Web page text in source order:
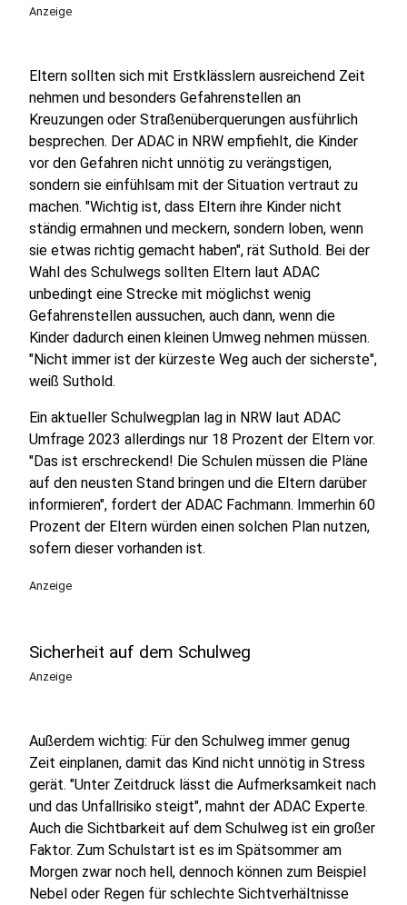
Anzeige
Eltern sollten sich mit Erstklässlern ausreichend Zeit
nehmen und besonders Gefahrenstellen an
Kreuzungen oder Straßenüberquerungen ausführlich
besprechen. Der ADAC in NRW empfiehlt, die Kinder
vor den Gefahren nicht unnötig zu verängstigen,
sondern sie einfühlsam mit der Situation vertraut zu
machen. "Wichtig ist, dass Eltern ihre Kinder nicht
ständig ermahnen und meckern, sondern loben, wenn
sie etwas richtig gemacht haben", rät Suthold. Bei der
Wahl des Schulwegs sollten Eltern laut ADAC
unbedingt eine Strecke mit möglichst wenig
Gefahrenstellen aussuchen, auch dann, wenn die
Kinder dadurch einen kleinen Umweg nehmen müssen.
"Nicht immer ist der kürzeste Weg auch der sicherste",
weiß Suthold.
Ein aktueller Schulwegplan lag in NRW laut ADAC
Umfrage 2023 allerdings nur 18 Prozent der Eltern vor.
"Das ist erschreckend! Die Schulen müssen die Pläne
auf den neusten Stand bringen und die Eltern darüber
informieren", fordert der ADAC Fachmann. Immerhin 60
Prozent der Eltern würden einen solchen Plan nutzen,
sofern dieser vorhanden ist.
Anzeige
Sicherheit auf dem Schulweg
Anzeige
Außerdem wichtig: Für den Schulweg immer genug
Zeit einplanen, damit das Kind nicht unnötig in Stress
gerät. "Unter Zeitdruck lässt die Aufmerksamkeit nach
und das Unfallrisiko steigt", mahnt der ADAC Experte.
Auch die Sichtbarkeit auf dem Schulweg ist ein großer
Faktor. Zum Schulstart ist es im Spätsommer am
Morgen zwar noch hell, dennoch können zum Beispiel
Nebel oder Regen für schlechte Sichtverhältnisse